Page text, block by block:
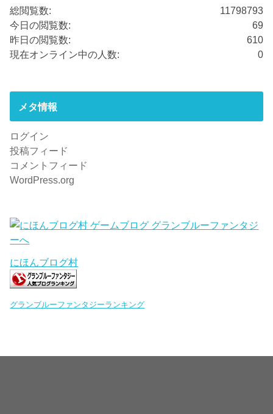
11798793
総閲覧数:
69
今日の閲覧数:
610
昨日の閲覧数:
0
現在オンライン中の人数:
メタ情報
ログイン
投稿フィード
コメントフィード
WordPress.org
にほんブログ村
グランブルーファンタジーランキング